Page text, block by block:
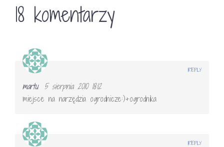
18 komentarzy
martu
5 sierpnia 2010 18:12
miejsce na narzędzia ogrodnicze:)+ogrodnika
REPLY
REPLY